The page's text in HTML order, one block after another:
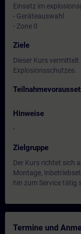
Einsatz im
- Geräteauswahl
- Zone 0
Ziele
Dieser Kurs
Explosionsschutzes.
Hinweise
-
Zielgruppe
Der Kurs richtet sich
Montage,
hin zum Service tätig
Termine und